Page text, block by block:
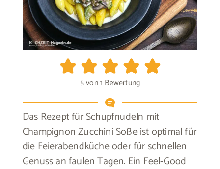
5von 1 Bewertung
Das Rezept für Schupfnudeln mit
Champignon Zucchini Soße ist optimal für
die Feierabendküche oder für schnellen
Genuss an faulen Tagen. Ein Feel-Good